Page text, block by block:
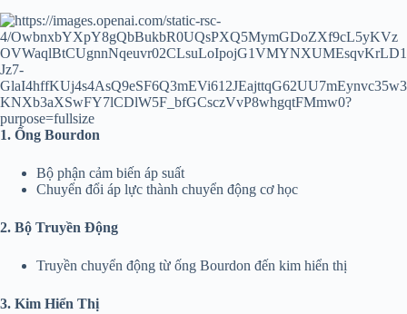
1. Ống Bourdon
Bộ phận cảm biến áp suất
Chuyển đổi áp lực thành chuyển động cơ học
2. Bộ Truyền Động
Truyền chuyển động từ ống Bourdon đến kim hiển thị
3. Kim Hiển Thị